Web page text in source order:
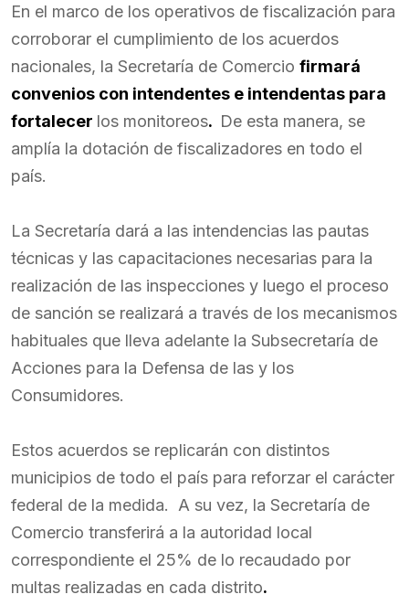
En el marco de los operativos de fiscalización para
corroborar el cumplimiento de los acuerdos
nacionales, la Secretaría de Comercio firmará
convenios con intendentes e intendentas para
fortalecer los monitoreos. De esta manera, se
amplía la dotación de fiscalizadores en todo el
país.
La Secretaría dará a las intendencias las pautas
técnicas y las capacitaciones necesarias para la
realización de las inspecciones y luego el proceso
de sanción se realizará a través de los mecanismos
habituales que lleva adelante la Subsecretaría de
Acciones para la Defensa de las y los
Consumidores.
Estos acuerdos se replicarán con distintos
municipios de todo el país para reforzar el carácter
federal de la medida. A su vez, la Secretaría de
Comercio transferirá a la autoridad local
correspondiente el 25% de lo recaudado por
multas realizadas en cada distrito.